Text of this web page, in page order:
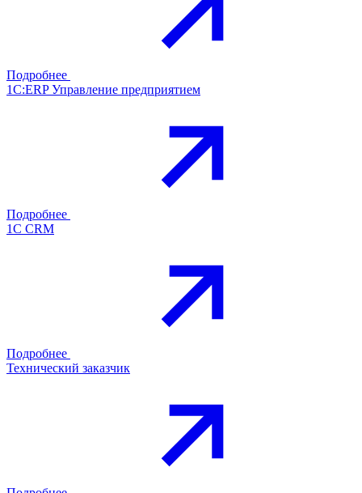
Подробнее
1С:ERP Управление предприятием
Подробнее
1С CRM
Подробнее
Технический заказчик